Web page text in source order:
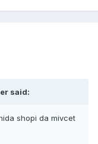
said:
shopi da mivcet